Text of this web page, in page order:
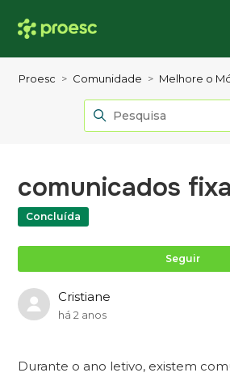
Proesc Comunidade Melhore o
comunicados
Concluída
Seguir
Cristiane
há 2 anos
Durante o ano letivo, existem